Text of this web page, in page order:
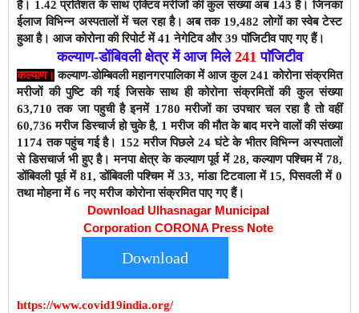
हैं। 1.42प्रतिशत के साथ एक्टिव मरीजों की कुल संख्या अब 143 है। जिनका
ईलाज विभिन्न अस्पतालों में चल रहा है। अब तक 19,482लोगों का स्वेब टेस्ट
हुआ है। आज कोरोनाकी रिपोर्ट में 41नेगेटिव और 39 पाॅजिटीवपाए गए हैं।
कल्याण-डोंबिवली क्षेत्र में आज मिले 241 पाॅजिटीव
कल्याण। कल्याण-डोम्बिवलीमहानगरपालिकामें आज कुल 241 कोरोना संक्रमित
मरीजों की पुष्टि की गई जिसके साथ ही कोरोना संक्रमितों की कुल संख्या
63,710तक जा पहुची है इनमें 1780 मरीजों का उपचार चल रहा है तो वहीं
60,736 मरीज डिस्चार्ज हो चुके है, 1 मरीज की मौत के बाद मरने वालों की संख्या
1174 तक पहुंच गई है। 152 मरीज पिछले 24 घंटे के भीतर विभिन्न अस्पतालों
से डिसचार्ज भी हुए है।मनपा क्षेत्र के कल्याण पूर्व में 28, कल्याण पश्चिम में 78,
डोंबिवली पूर्व में 81, डोंबिवली पश्चिम में 33, मांडा टिटवाला में 15, पिसवली में 0
तथा मोहना में 6 नए मरीज कोरोना संक्रमित पाए गए हैं।
Download Ulhasnagar Municipal
Corporation CORONA Press Note
Download
https://www.covid19india.org/